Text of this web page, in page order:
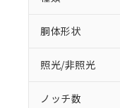
胴体形状
照光/非照光
ノッチ数